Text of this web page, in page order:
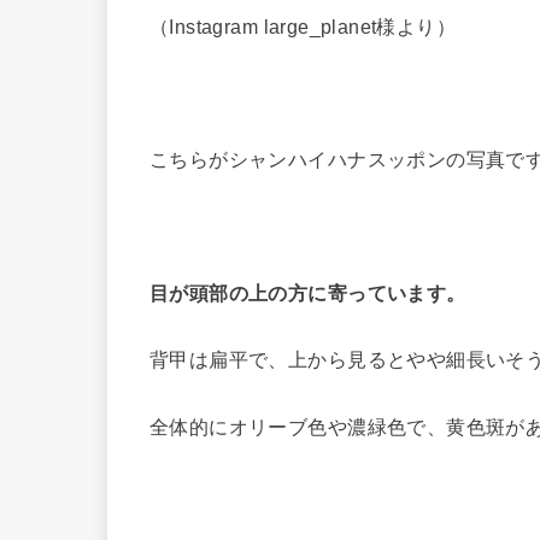
（Instagram large_planet様より）
こちらがシャンハイハナスッポンの写真です
目が頭部の上の方に寄っています。
背甲は扁平で、上から見るとやや細長いそ
全体的にオリーブ色や濃緑色で、黄色斑が